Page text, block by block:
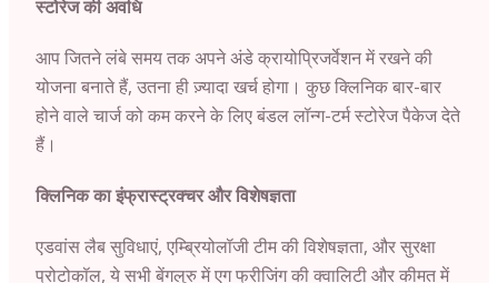
स्टोरेज की अवधि
आप जितने लंबे समय तक अपने अंडे क्रायोप्रिजर्वेशन में रखने की
योजना बनाते हैं, उतना ही ज़्यादा खर्च होगा। कुछ क्लिनिक बार-बार
होने वाले चार्ज को कम करने के लिए बंडल लॉन्ग-टर्म स्टोरेज पैकेज देते
हैं।
क्लिनिक का इंफ्रास्ट्रक्चर और विशेषज्ञता
एडवांस लैब सुविधाएं, एम्ब्रियोलॉजी टीम की विशेषज्ञता, और सुरक्षा
प्रोटोकॉल, ये सभी बेंगलुरु में एग फ्रीजिंग की क्वालिटी और कीमत में